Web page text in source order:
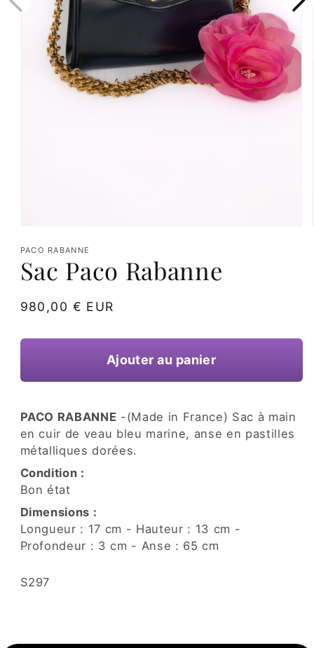
le
média
1
dans
PACO RABANNE
Sac Paco Rabanne
Prix
980,00 € EUR
Ajouter au panier
PACO RABANNE -(Made in France) Sac à main
en cuir de veau bleu marine, anse en pastilles
métalliques dorées.
Condition :
Bon état
Dimensions :
Longueur : 17 cm - Hauteur : 13 cm -
Profondeur : 3 cm - Anse : 65 cm
SKU:
S297